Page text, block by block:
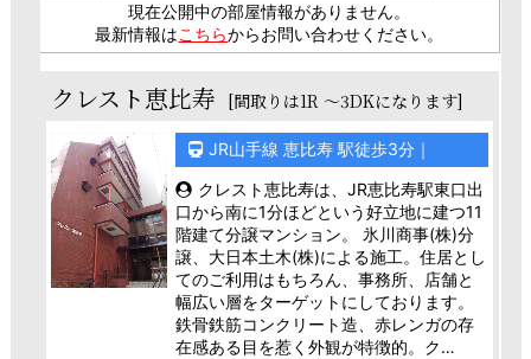
現在公開中の部屋情報がありません。
最新情報はこちらからお問い合わせください。
クレスト恵比寿 [間取りは1R ～3DKになります]
JR山手線 恵比寿 駅徒歩3分｜
クレスト恵比寿は、JR恵比寿駅東口出
口から南に1分ほどという好立地に建つ11
階建て分譲マンション。 氷川商事(株)分
譲、大日本土木(株)による施工。住居とし
てのご利用はもちろん、事務所、店舗と
幅広い層をターゲットにしております。
鉄骨鉄筋コンクリート造、赤レンガの存
在感ある目を惹く外観が特徴的。ク…